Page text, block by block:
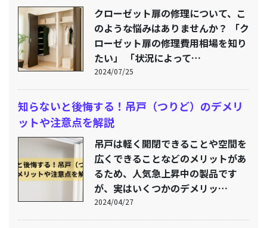
クローゼット扉の修理について、こ
のような悩みはありませんか？ 「ク
ローゼット扉の修理費用相場を知り
たい」 「状況によって…
2024/07/25
知らないと後悔する！吊戸（つりど）のデメリ
ットや注意点を解説
吊戸は軽く開閉できることや空間を
広くできることなどのメリットがあ
るため、人気急上昇中の製品です
が、実はいくつかのデメリッ…
2024/04/27